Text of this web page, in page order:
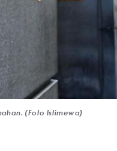
(Foto Istimewa)